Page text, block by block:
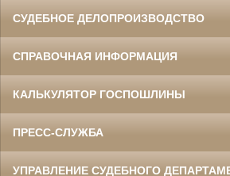
СУДЕБНОЕ ДЕЛОПРОИЗВОДСТВО
СПРАВОЧНАЯ ИНФОРМАЦИЯ
КАЛЬКУЛЯТОР ГОСПОШЛИНЫ
ПРЕСС-СЛУЖБА
УПРАВЛЕНИЕ СУДЕБНОГО